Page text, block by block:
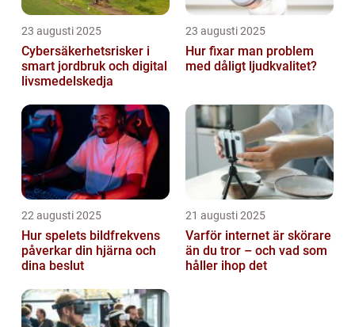
23 augusti 2025
Cybersäkerhetsrisker i
smart jordbruk och digital
livsmedelskedja
23 augusti 2025
Hur fixar man problem
med dåligt ljudkvalitet?
22 augusti 2025
Hur spelets bildfrekvens
påverkar din hjärna och
dina beslut
21 augusti 2025
Varför internet är skörare
än du tror – och vad som
håller ihop det